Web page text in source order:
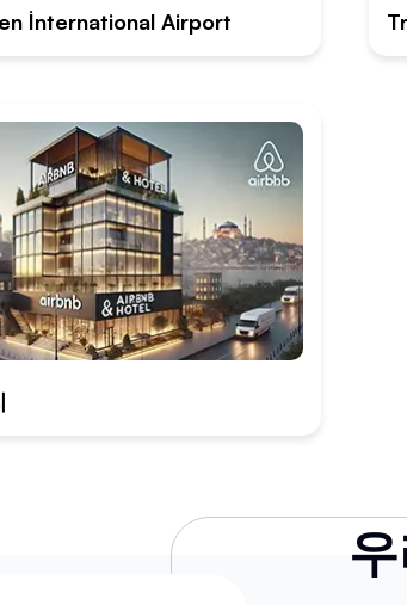
İnternational Airport